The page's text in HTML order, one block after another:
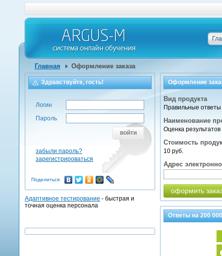
Главная Оформление заказа
Оформление
Вид продукта
Правильные ответы
Наименование
Оценка
Стоимость
10 руб.
Адрес
оформить
Ответы на200 000
Здравствуйте, гость!
Логин
Пароль
войти
забыли пароль?
зарегистрироваться
Поделиться
Адаптивное тестирование - быстрая и
точная оценка персонала